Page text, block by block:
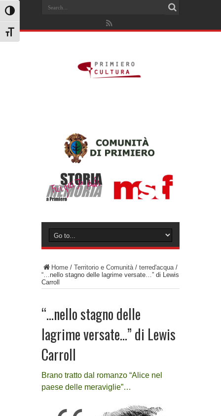
Attiva/disattiva alto contrasto
Attiva/disattiva dimensione testo
Home / Territorio e Comunità/ terred'acqua/
“…nello stagno delle lagrime versate…” di Lewis
Carroll
“…nello stagno delle
lagrime versate…” di Lewis
Carroll
Brano tratto dal romanzo “Alice nel
paese delle meraviglie”…